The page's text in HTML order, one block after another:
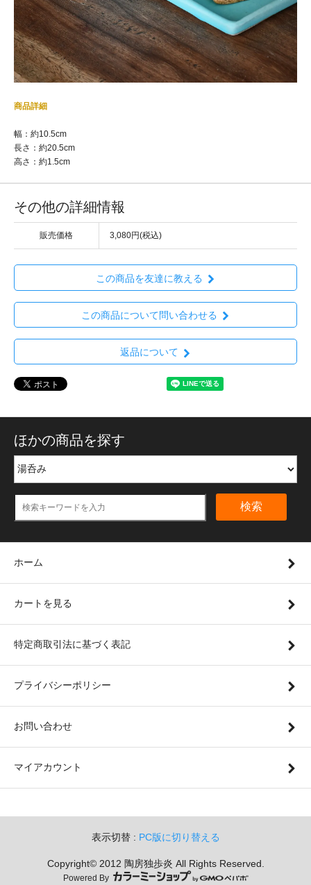
商品詳細
幅：約10.5cm
長さ：約20.5cm
高さ：約1.5cm
その他の詳細情報
販売価格 3,080円(税込)
この商品を友達に教える
この商品について問い合わせる
返品について
ほかの商品を探す
検索
ホーム
カートを見る
特定商取引法に基づく表記
プライバシーポリシー
お問い合わせ
マイアカウント
表示切替 : PC版に切り替える
Copyright© 2012 陶房独歩炎 All Rights Reserved.
Powered By